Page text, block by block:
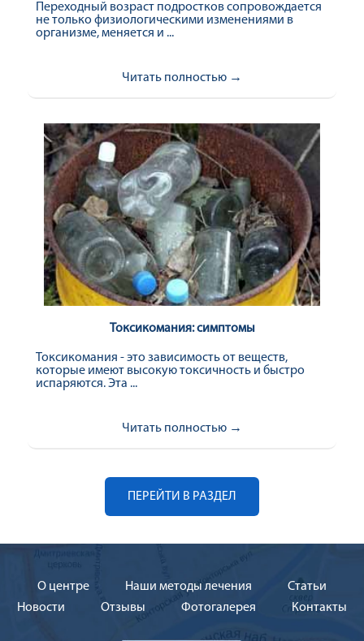
Переходный возраст подростков сопровождается
не только физиологическими изменениями в
организме, меняется и ...
Читать полностью →
Токсикомания: симптомы
Токсикомания - это зависимость от веществ,
которые имеют высокую токсичность и быстро
испаряются. Эта ...
Читать полностью →
ПЕРЕЙТИ В РАЗДЕЛ
О центре Наши методы лечения
Cтатьи
Новости
Отзывы Фотогалерея Контакты